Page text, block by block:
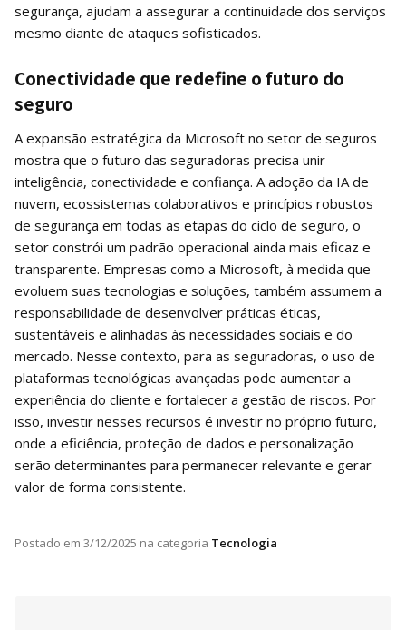
segurança, ajudam a assegurar a continuidade dos serviços
mesmo diante de ataques sofisticados.
Conectividade que redefine o futuro do
seguro
A expansão estratégica da Microsoft no setor de seguros
mostra que o futuro das seguradoras precisa unir
inteligência, conectividade e confiança. A adoção da IA de
nuvem, ecossistemas colaborativos e princípios robustos
de segurança em todas as etapas do ciclo de seguro, o
setor constrói um padrão operacional ainda mais eficaz e
transparente. Empresas como a Microsoft, à medida que
evoluem suas tecnologias e soluções, também assumem a
responsabilidade de desenvolver práticas éticas,
sustentáveis e alinhadas às necessidades sociais e do
mercado. Nesse contexto, para as seguradoras, o uso de
plataformas tecnológicas avançadas pode aumentar a
experiência do cliente e fortalecer a gestão de riscos. Por
isso, investir nesses recursos é investir no próprio futuro,
onde a eficiência, proteção de dados e personalização
serão determinantes para permanecer relevante e gerar
valor de forma consistente.
Postado em 3/12/2025 na categoria Tecnologia